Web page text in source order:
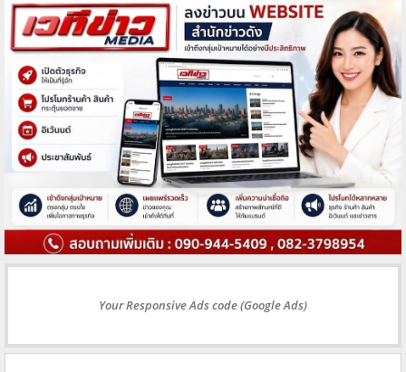
Your Responsive Ads code (Google Ads)